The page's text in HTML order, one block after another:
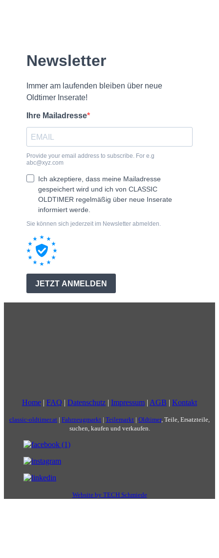
Home | FAQ | Datenschutz | Impressum | AGB | Kontakt
classic-oldtimer.at | Fahrzeugmarkt | Teilemarkt | Oldtimer, Teile, Ersatzteile,
suchen, kaufen und verkaufen.
Website by TECH Schmiede